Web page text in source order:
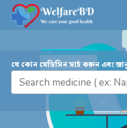
যে কোন মেডিসিন সার্চ করুন এবং